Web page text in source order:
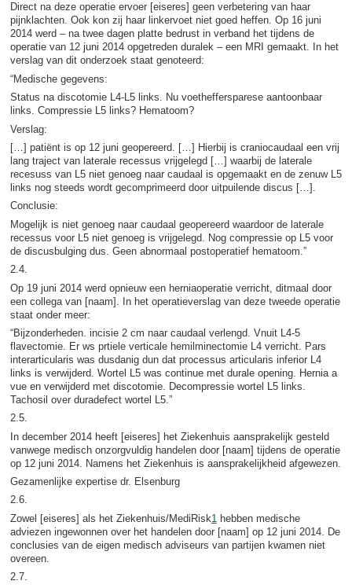
Direct na deze operatie ervoer [eiseres] geen verbetering van haar
pijnklachten. Ook kon zij haar linkervoet niet goed heffen. Op 16 juni
2014 werd – na twee dagen platte bedrust in verband het tijdens de
operatie van 12 juni 2014 opgetreden duralek – een MRI gemaakt. In het
verslag van dit onderzoek staat genoteerd:
“Medische gegevens:
Status na discotomie L4-L5 links. Nu voetheffersparese aantoonbaar
links. Compressie L5 links? Hematoom?
Verslag:
[…] patiënt is op 12 juni geopereerd. […] Hierbij is craniocaudaal een vrij
lang traject van laterale recessus vrijgelegd […] waarbij de laterale
recesuss van L5 niet genoeg naar caudaal is opgemaakt en de zenuw L5
links nog steeds wordt gecomprimeerd door uitpuilende discus […].
Conclusie:
Mogelijk is niet genoeg naar caudaal geopereerd waardoor de laterale
recessus voor L5 niet genoeg is vrijgelegd. Nog compressie op L5 voor
de discusbulging dus. Geen abnormaal postoperatief hematoom.”
2.4.
Op 19 juni 2014 werd opnieuw een herniaoperatie verricht, ditmaal door
een collega van [naam]. In het operatieverslag van deze tweede operatie
staat onder meer:
“Bijzonderheden. incisie 2 cm naar caudaal verlengd. Vnuit L4-5
flavectomie. Er ws prtiele verticale hemilminectomie L4 verricht. Pars
interarticularis was dusdanig dun dat processus articularis inferior L4
links is verwijderd. Wortel L5 was continue met durale opening. Hernia a
vue en verwijderd met discotomie. Decompressie wortel L5 links.
Tachosil over duradefect wortel L5.”
2.5.
In december 2014 heeft [eiseres] het Ziekenhuis aansprakelijk gesteld
vanwege medisch onzorgvuldig handelen door [naam] tijdens de operatie
op 12 juni 2014. Namens het Ziekenhuis is aansprakelijkheid afgewezen.
Gezamenlijke expertise dr. Elsenburg
2.6.
Zowel [eiseres] als het Ziekenhuis/MediRisk1 hebben medische
adviezen ingewonnen over het handelen door [naam] op 12 juni 2014. De
conclusies van de eigen medisch adviseurs van partijen kwamen niet
overeen.
2.7.